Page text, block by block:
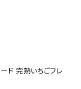
ド 完熟いちごフレ